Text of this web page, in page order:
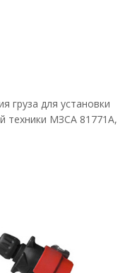
груза для установки
техники МЗСА 81771A,